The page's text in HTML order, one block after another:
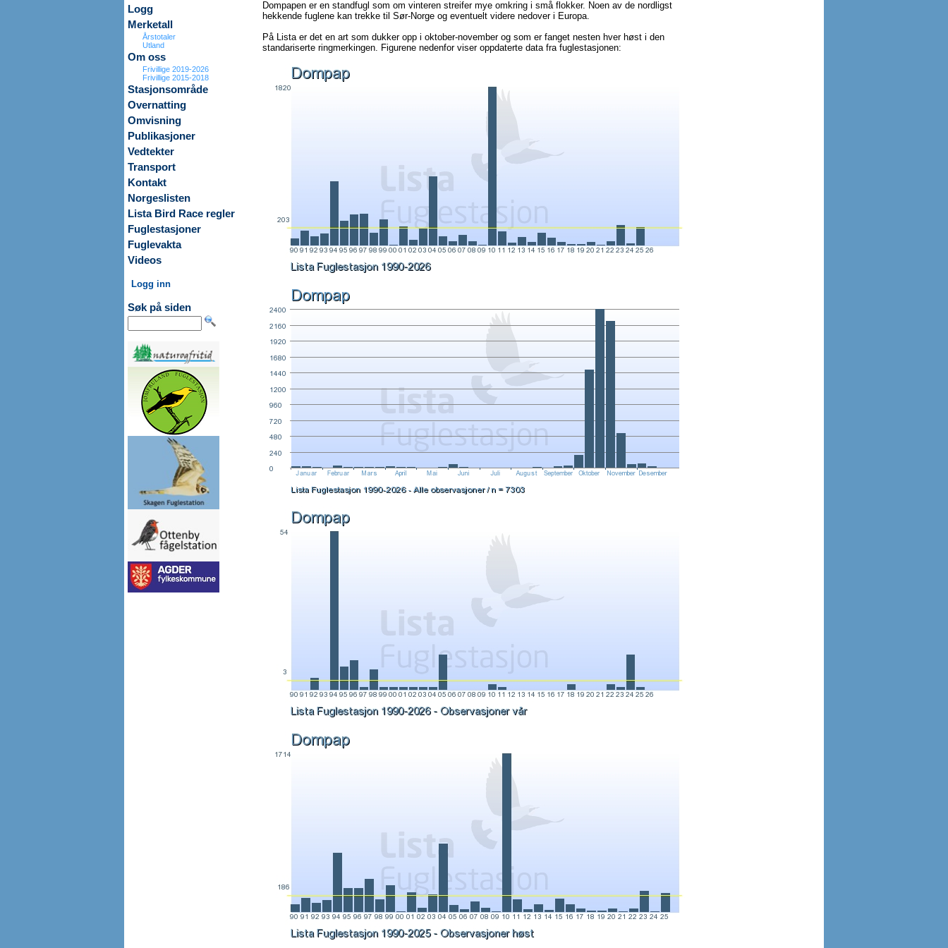
Logg
Merketall
Årstotaler
Utland
Om oss
Frivillige 2019-2026
Frivillige 2015-2018
Stasjonsområde
Overnatting
Omvisning
Publikasjoner
Vedtekter
Transport
Kontakt
Norgeslisten
Lista Bird Race regler
Fuglestasjoner
Fuglevakta
Videos
Logg inn
Søk på siden
Dompapen er en standfugl som om vinteren streifer mye omkring i små flokker. Noen av de nordligst
hekkende fuglene kan trekke til Sør-Norge og eventuelt videre nedover i Europa.
På Lista er det en art som dukker opp i oktober-november og som er fanget nesten hver høst i den
standariserte ringmerkingen. Figurene nedenfor viser oppdaterte data fra fuglestasjonen: